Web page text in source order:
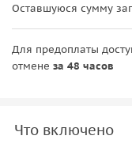
Оставшуюся сумму
Для предоплаты
отмене за 48 часов
Что включено